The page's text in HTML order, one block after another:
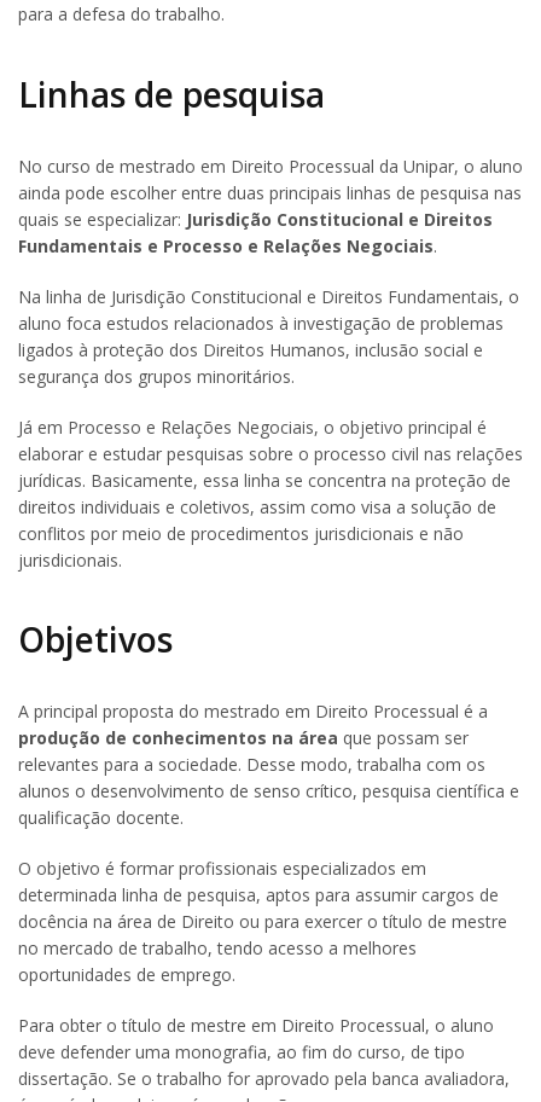
para a defesa do trabalho.
Linhas de pesquisa
No curso de mestrado em Direito Processual da Unipar, o aluno
ainda pode escolher entre duas principais linhas de pesquisa nas
quais se especializar: Jurisdição Constitucional e Direitos
Fundamentais e Processo e Relações Negociais.
Na linha de Jurisdição Constitucional e Direitos Fundamentais, o
aluno foca estudos relacionados à investigação de problemas
ligados à proteção dos Direitos Humanos, inclusão social e
segurança dos grupos minoritários.
Já em Processo e Relações Negociais, o objetivo principal é
elaborar e estudar pesquisas sobre o processo civil nas relações
jurídicas. Basicamente, essa linha se concentra na proteção de
direitos individuais e coletivos, assim como visa a solução de
conflitos por meio de procedimentos jurisdicionais e não
jurisdicionais.
Objetivos
A principal proposta do mestrado em Direito Processual é a
produção de conhecimentos na área que possam ser
relevantes para a sociedade. Desse modo, trabalha com os
alunos o desenvolvimento de senso crítico, pesquisa científica e
qualificação docente.
O objetivo é formar profissionais especializados em
determinada linha de pesquisa, aptos para assumir cargos de
docência na área de Direito ou para exercer o título de mestre
no mercado de trabalho, tendo acesso a melhores
oportunidades de emprego.
Para obter o título de mestre em Direito Processual, o aluno
deve defender uma monografia, ao fim do curso, de tipo
dissertação. Se o trabalho for aprovado pela banca avaliadora,